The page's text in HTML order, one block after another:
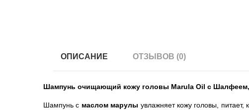
ОПИСАНИЕ ОТЗЫВОВ (0)
Шампунь очищающий кожу головы Marula Oil с
Шампунь с маслом марулы увлажняет кожу головы,